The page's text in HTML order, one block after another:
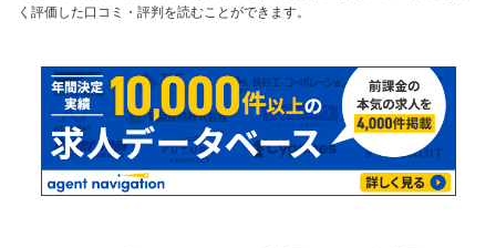
く評価した口コミ・評判を読むことができます。